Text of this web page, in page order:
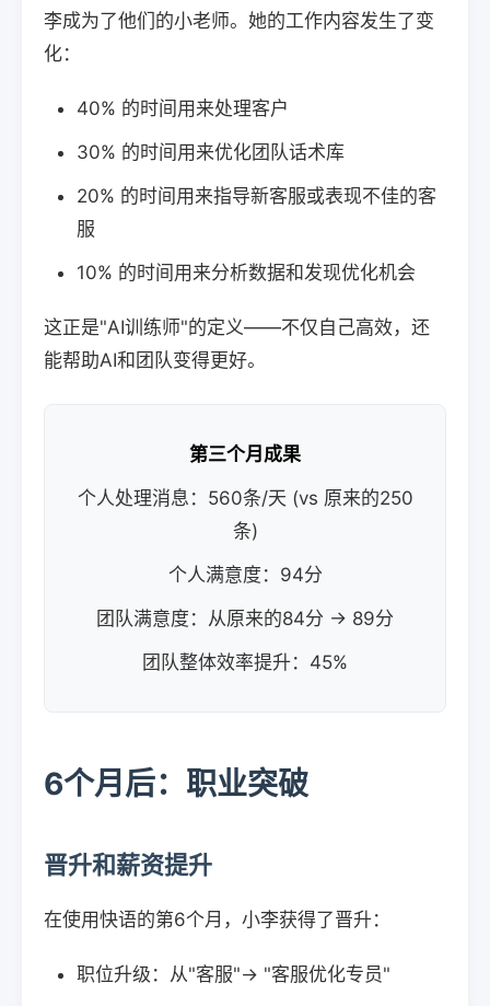
李成为了他们的小老师。她的工作内容发生了变
化：
40% 的时间用来处理客户
30% 的时间用来优化团队话术库
20% 的时间用来指导新客服或表现不佳的客
服
10% 的时间用来分析数据和发现优化机会
这正是"AI训练师"的定义——不仅自己高效，还
能帮助AI和团队变得更好。
第三个月成果
个人处理消息：560条/天 (vs 原来的250
条)
个人满意度：94分
团队满意度：从原来的84分 → 89分
团队整体效率提升：45%
6个月后：职业突破
晋升和薪资提升
在使用快语的第6个月，小李获得了晋升：
职位升级：从"客服"→ "客服优化专员"